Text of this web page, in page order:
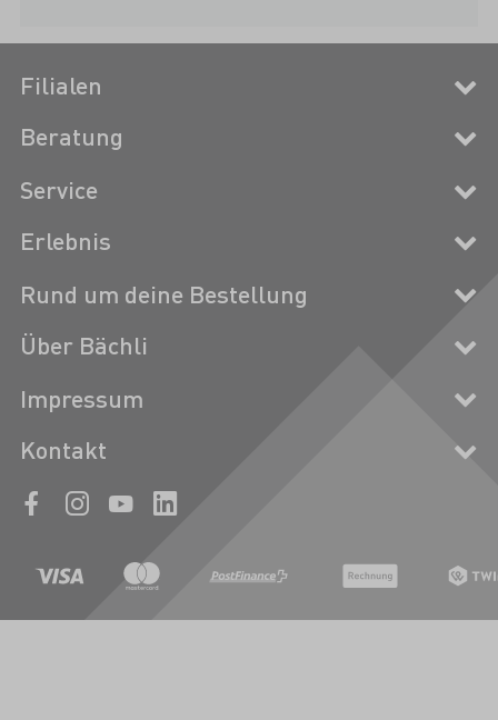
Filialen
Beratung
Service
Erlebnis
Rund um deine Bestellung
Über Bächli
Impressum
Kontakt